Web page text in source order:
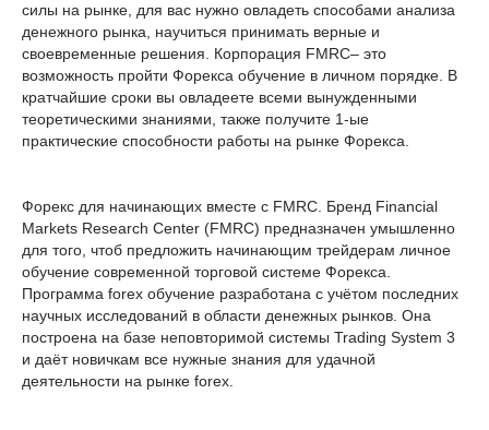
силы на рынке, для вас нужно овладеть способами анализа
денежного рынка, научиться принимать верные и
своевременные решения. Корпорация FMRC– это
возможность пройти Форекса обучение в личном порядке. В
кратчайшие сроки вы овладеете всеми вынужденными
теоретическими знаниями, также получите 1-ые
практические способности работы на рынке Форекса.
Форекс для начинающих вместе с FMRC. Бренд Financial
Markets Research Center (FMRC) предназначен умышленно
для того, чтоб предложить начинающим трейдерам личное
обучение современной торговой системе Форекса.
Программа forex обучение разработана с учётом последних
научных исследований в области денежных рынков. Она
построена на базе неповторимой системы Trading System 3
и даёт новичкам все нужные знания для удачной
деятельности на рынке forex.